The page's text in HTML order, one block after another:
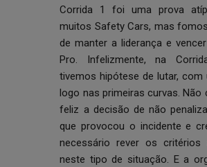
Corrida 1 foi uma prova
muitos Safety Cars, mas
de manter a liderança e
Pro. Infelizmente, na
tivemos hipótese de lutar, com
logo nas primeiras curvas. Não
feliz a decisão de não
que provocou o incidente e
necessário rever os critérios
neste tipo de situação. E a